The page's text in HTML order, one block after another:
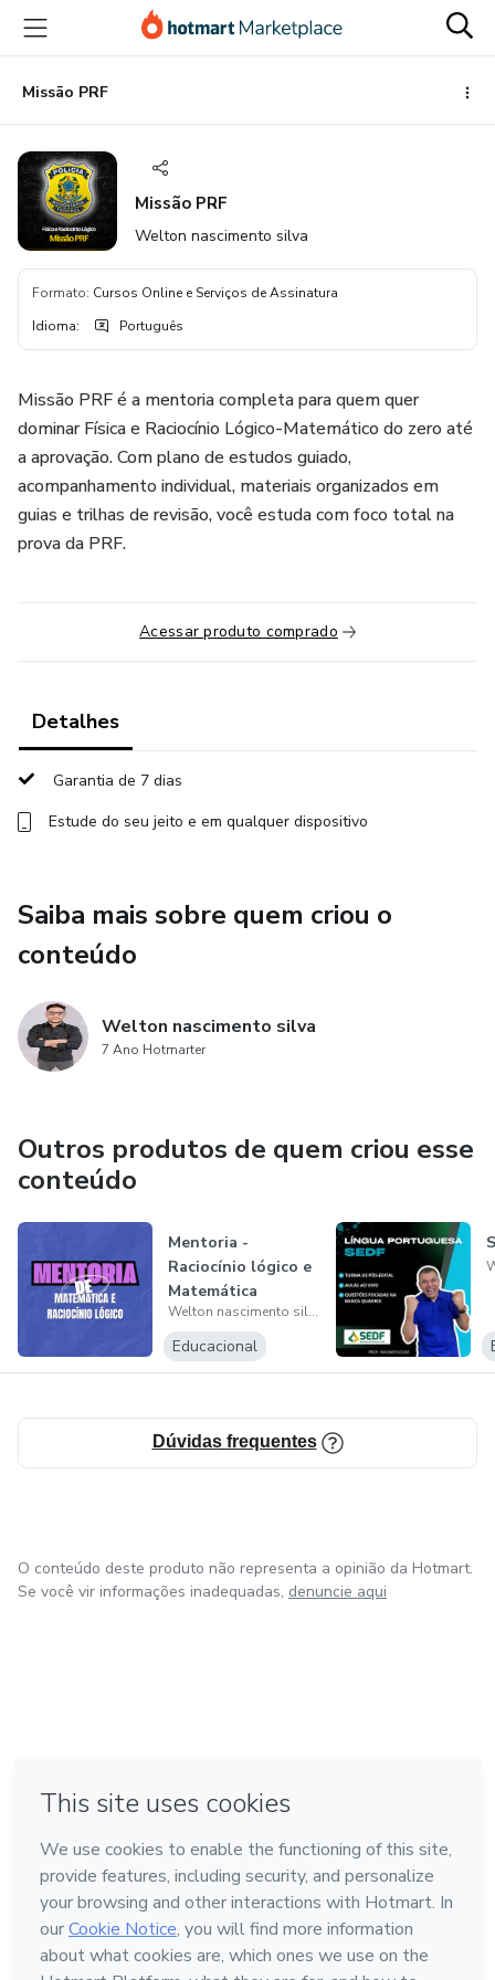
para
conteúdo
principal
para
pagamento
para
rodapé
Missão PRF
Missão PRF
Welton nascimento silva
Formato: Cursos Online e Serviços de Assinatura
Idioma: Português
Missão PRF é a mentoria completa para quem quer
dominar Física e Raciocínio Lógico-Matemático do zero até
a aprovação. Com plano de estudos guiado,
acompanhamento individual, materiais organizados em
guias e trilhas de revisão, você estuda com foco total na
prova da PRF.
Acessar produto comprado
Detalhes
Garantia de 7 dias
Estude do seu jeito e em qualquer dispositivo
Saiba mais sobre quem criou o
conteúdo
Welton nascimento silva
7 Ano Hotmarter
Outros produtos de quem criou esse
conteúdo
Mentoria -
Raciocínio lógico e
Matemática
Welton nascimento silva
Educacional
Dúvidas frequentes
O conteúdo deste produto não representa a opinião da Hotmart.
Se você vir informações inadequadas, denuncie aqui
Feito com ❤ na Cidade do México
Conheça a Hotmart